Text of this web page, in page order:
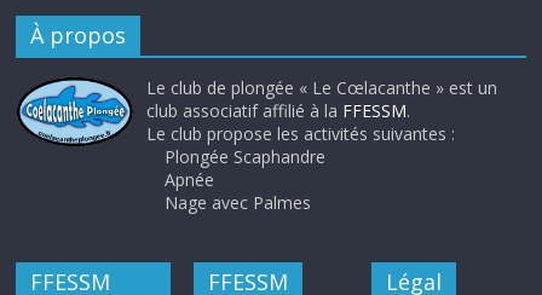
À propos
Le club de plongée « Le Cœlacanthe » est un
club associatif affilié à la FFESSM.
Le club propose les activités suivantes :
Plongée Scaphandre
Apnée
Nage avec Palmes
FFESSM
FFESSM Légal